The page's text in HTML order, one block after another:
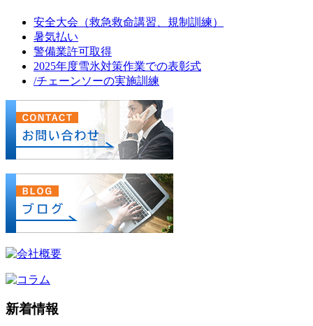
安全大会（救急救命講習、規制訓練）
暑気払い
警備業許可取得
2025年度雪氷対策作業での表彰式
/チェーンソーの実施訓練
新着情報